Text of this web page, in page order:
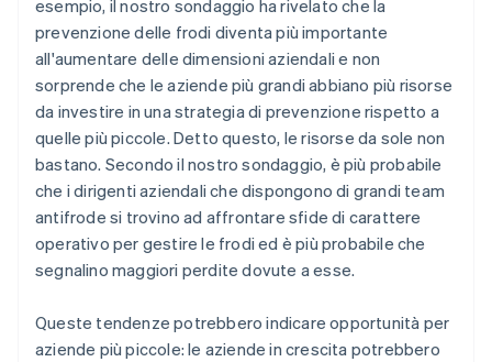
esempio, il nostro sondaggio ha rivelato che la
prevenzione delle frodi diventa più importante
all'aumentare delle dimensioni aziendali e non
sorprende che le aziende più grandi abbiano più risorse
da investire in una strategia di prevenzione rispetto a
quelle più piccole. Detto questo, le risorse da sole non
bastano. Secondo il nostro sondaggio, è più probabile
che i dirigenti aziendali che dispongono di grandi team
antifrode si trovino ad affrontare sfide di carattere
operativo per gestire le frodi ed è più probabile che
segnalino maggiori perdite dovute a esse.
Queste tendenze potrebbero indicare opportunità per
aziende più piccole: le aziende in crescita potrebbero